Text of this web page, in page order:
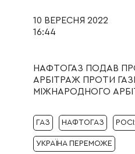
10 ВЕРЕСНЯ 2022
16:44
НАФТОГАЗ ПОДАВ
АРБІТРАЖ ПРОТИ
МІЖНАРОДНОГО
ГАЗ НАФТОГАЗ
УКРАЇНА ПЕРЕМОЖЕ